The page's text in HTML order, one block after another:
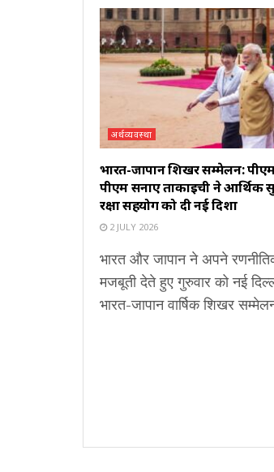
अर्थव्यवस्था
भारत-जापान शिखर सम्मेलन:
पीएम सनाए ताकाइची ने आर्थिक
रक्षा सहयोग को दी नई दिशा
2 JULY 2026
भारत और जापान ने अपने
मजबूती देते हुए गुरुवार को नई
भारत-जापान वार्षिक शिखर